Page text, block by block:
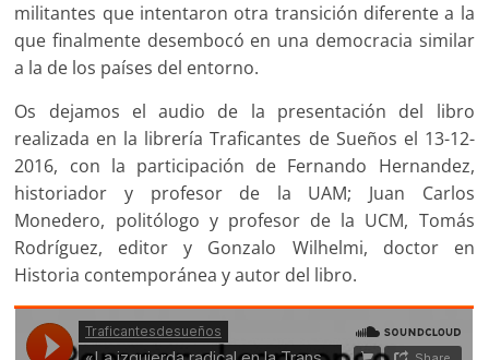
militantes que intentaron otra transición diferente a la
que finalmente desembocó en una democracia similar
a la de los países del entorno.
Os dejamos el audio de la presentación del libro
realizada en la librería Traficantes de Sueños el 13-12-
2016, con la participación de Fernando Hernandez,
historiador y profesor de la UAM; Juan Carlos
Monedero, politólogo y profesor de la UCM, Tomás
Rodríguez, editor y Gonzalo Wilhelmi, doctor en
Historia contemporánea y autor del libro.